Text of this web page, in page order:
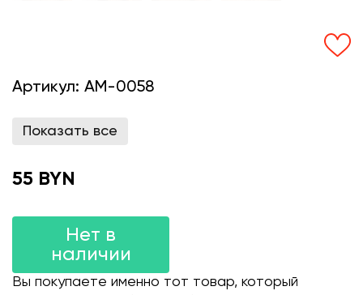
Артикул: AM-0058
Показать все
55 BYN
Нет в
наличии
Вы покупаете именно тот товар, который